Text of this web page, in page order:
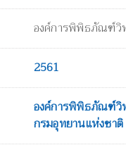
องค์การพิพิธภัณฑ์วิ
2561
องค์การพิพิธภัณฑ์วิ
กรมอุทยานแห่งชา